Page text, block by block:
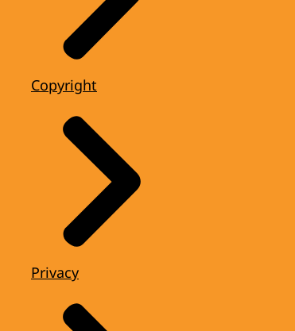
Copyright
Privacy